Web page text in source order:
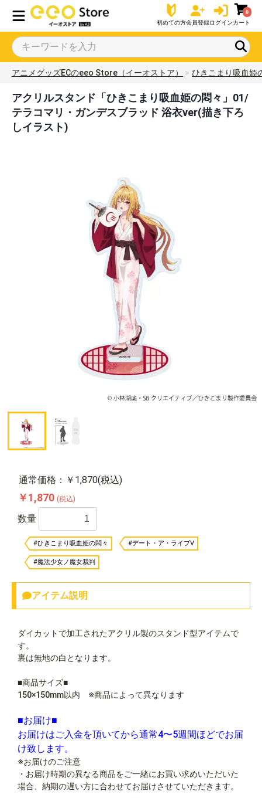
初めての方会員登録ログイン
0
カート
アニメグッズECのeeo Store（イーオストア） ひきこまり吸血姫
アクリルスタンド「ひきこまり吸血姫の悶々」01/
テラコマリ・ガンデスブラッド 浴衣ver(描き下ろ
しイラスト)
通常価格：￥1,870(税込)
￥1,870 (税込)
数量
#ひきこまり吸血姫の悶々 #デート・ア・ライブV
#魔法少女ノ魔女裁判
アイテム説明
ダイカットで加工されたアクリル製のスタンド型アイテムで
す。
裏は無地の白となります。
■商品サイズ■
150×150mm以内 ※商品によって異なります
■お届け■
お届けはご入金を頂いてから通常4〜5週間ほどでお届
け致します。
※お届けのご注意
・お届け時期の異なる商品をご一緒にお買い求めいただいた
場合、納期の遅い方に合わせてお届けさせていただきます。